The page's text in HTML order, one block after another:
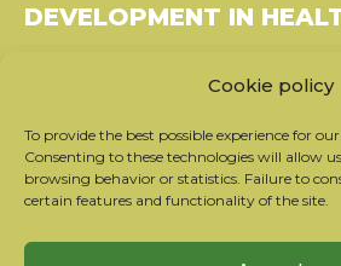
Cookie policy
To provide the best possible experience for our
Consenting to these technologies will allow
browsing behavior or statistics. Failure to
certain features and functionality of the site.
DEVELOPMENT IN
37270 Montlouis-sur-Loire
Tel: 06 26 49 36 81 -
Twitter
LinkedIn
Youtube